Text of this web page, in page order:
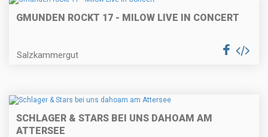
GMUNDEN ROCKT 17 - MILOW LIVE IN CONCERT
Salzkammergut
SCHLAGER & STARS BEI UNS DAHOAM AM
ATTERSEE